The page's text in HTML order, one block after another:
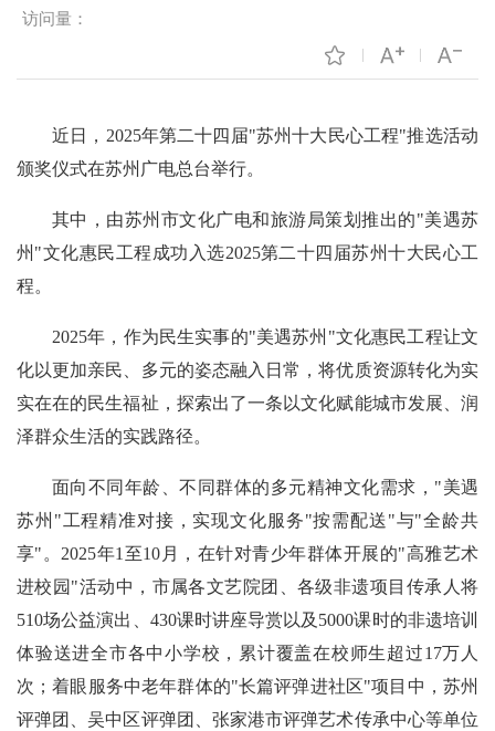
访问量：
近日，2025年第二十四届"苏州十大民心工程"推选活动
颁奖仪式在苏州广电总台举行。
其中，由苏州市文化广电和旅游局策划推出的"美遇苏
州"文化惠民工程成功入选2025第二十四届苏州十大民心工
程。
2025年，作为民生实事的"美遇苏州"文化惠民工程让文
化以更加亲民、多元的姿态融入日常，将优质资源转化为实
实在在的民生福祉，探索出了一条以文化赋能城市发展、润
泽群众生活的实践路径。
面向不同年龄、不同群体的多元精神文化需求，"美遇
苏州"工程精准对接，实现文化服务"按需配送"与"全龄共
享"。2025年1至10月，在针对青少年群体开展的"高雅艺术
进校园"活动中，市属各文艺院团、各级非遗项目传承人将
510场公益演出、430课时讲座导赏以及5000课时的非遗培训
体验送进全市各中小学校，累计覆盖在校师生超过17万人
次；着眼服务中老年群体的"长篇评弹进社区"项目中，苏州
评弹团、吴中区评弹团、张家港市评弹艺术传承中心等单位